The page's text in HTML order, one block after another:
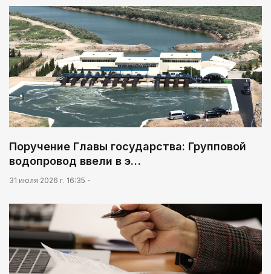
Поручение Главы государства: Групповой
водопровод ввели в э…
31 июля 2026 г. 16:35